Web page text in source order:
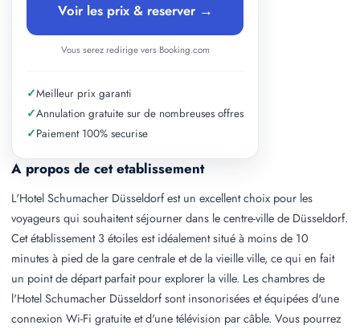
A propos de cet etablissement
L'Hotel Schumacher Düsseldorf est un excellent choix pour les
voyageurs qui souhaitent séjourner dans le centre-ville de Düsseldorf.
Cet établissement 3 étoiles est idéalement situé à moins de 10
minutes à pied de la gare centrale et de la vieille ville, ce qui en fait
un point de départ parfait pour explorer la ville. Les chambres de
l'Hotel Schumacher Düsseldorf sont insonorisées et équipées d'une
connexion Wi-Fi gratuite et d'une télévision par câble. Vous pourrez
Voir les prix & reserver →
Vous serez redirige vers Booking.com
✓Meilleur prix garanti
✓Annulation gratuite sur de nombreuses offres
✓Paiement 100% securise